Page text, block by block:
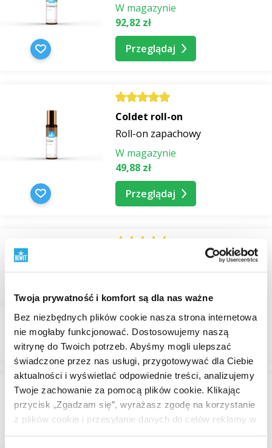
Twoja prywatność i komfort są dla nas ważne
Bez niezbędnych plików cookie nasza strona internetowa
nie mogłaby funkcjonować. Dostosowujemy naszą
witrynę do Twoich potrzeb. Abyśmy mogli ulepszać
świadczone przez nas usługi, przygotowywać dla Ciebie
aktualności i wyświetlać odpowiednie treści, analizujemy
Twoje zachowanie za pomocą plików cookie. Klikając
przycisk „Zgadzam się”, wyrażasz zgodę na korzystanie
z plików cookie i przesyłanie danych do celów reklamy w
W magazynie
92,82 zł
Przeglądaj
Coldet roll-on
Roll-on zapachowy
W magazynie
49,88 zł
Przeglądaj
W magazynie
50,78 zł
Przeglądaj
Dry C roll-on
Roll-on zapachowy